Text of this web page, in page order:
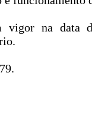
vigor na data